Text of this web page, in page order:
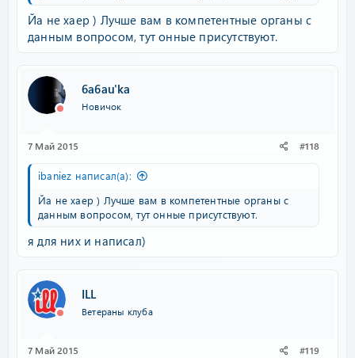
Йа не хаер ) Лучше вам в компетентные органы с
данным вопросом, тут онные присутствуют.
6a6au'ka
Новичок
7 Май 2015 #118
ibaniez написал(а):
Йа не хаер ) Лучше вам в компетентные органы с
данным вопросом, тут онные присутствуют.
я для них и написал)
ILL
Ветераны клуба
7 Май 2015 #119